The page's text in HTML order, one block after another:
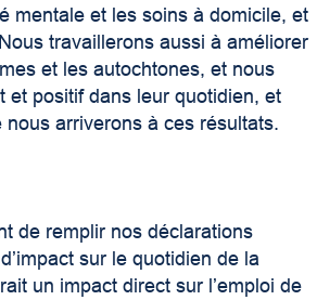
mentale et les soins à domicile, et
travaillerons aussi à améliorer
et les autochtones, et nous
et positif dans leur quotidien, et
arriverons à ces résultats.
de remplir nos déclarations
sur le quotidien de la
un impact direct sur l’emploi de